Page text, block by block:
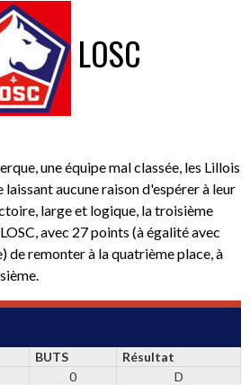
LOSC
une équipe mal classée, les Lillois
laissant aucune raison d'espérer à leur
large et logique, la troisième
avec 27 points (à égalité avec
remonter à la quatrième place, à
BUTS
Résultat
0
D